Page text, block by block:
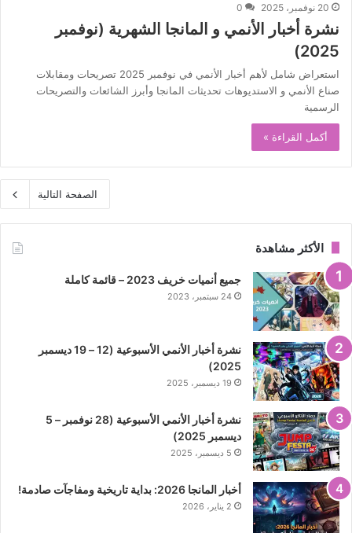
20 نوفمبر، 2025 0
نشرة أخبار الأنمي و المانجا الشهرية (نوفمبر
2025)
استعراض شامل لأهم أخبار الأنمي في نوفمبر 2025 تصريحات ومقابلات
صناع الأنمي و الاستديوهات تحديثات المانجا وأبرز الشائعات والتصريحات
الرسمية
أكمل القراءة »
الصفحة التالية
الأكثر مشاهدة
جميع أنميات خريف 2023 – قائمة كاملة
24 سبتمبر، 2023
نشرة أخبار الأنمي الأسبوعية (12 – 19 ديسمبر
2025)
19 ديسمبر، 2025
نشرة أخبار الأنمي الأسبوعية (28 نوفمبر – 5
ديسمبر 2025)
5 ديسمبر، 2025
أخبار المانجا 2026: بداية تاريخية ومفاجآت صادمة!
2 يناير، 2026